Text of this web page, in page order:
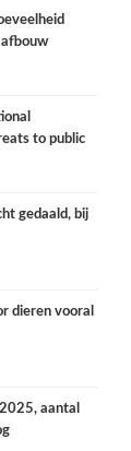
to public
gedaald, bij
dieren vooral
aantal